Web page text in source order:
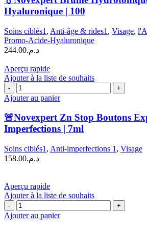
Brume
Hydrotonique
l'Acide
Hyaluronique
|
Hyaluronique | 100
Soins ciblés1 , Anti-âge & rides1 , Visage,
Promo-Acide-Hyaluronique
د.م.244.00
Aperçu rapide
Ajouter à la liste de souhaits
quantité
de
Novexpert
Zn
Stop
Express
Anti-
7ml
Ajouter au panier
🚨Novexpert Zn Stop Boutons
Imperfections | 7ml
Soins ciblés1 , Anti-imperfections 1 , Visage
د.م.158.00
Aperçu rapide
Ajouter à la liste de souhaits
quantité
de
Ajouter au panier